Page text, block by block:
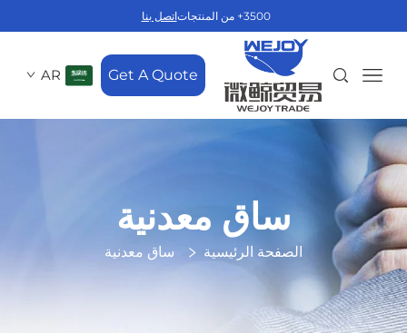
3500+ من المنتجات اتصل بنا
Get A Quote
AR
ساق معدنية
الصفحة الرئيسية ساق معدنية